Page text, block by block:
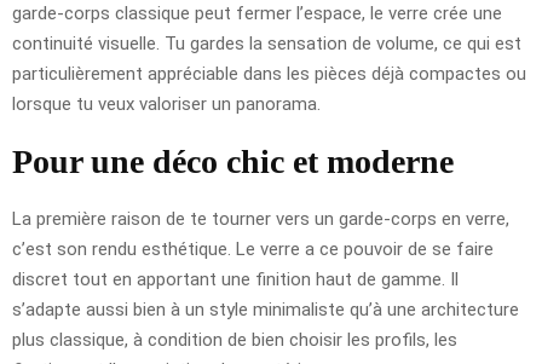
garde-corps classique peut fermer l’espace, le verre crée une
continuité visuelle. Tu gardes la sensation de volume, ce qui est
particulièrement appréciable dans les pièces déjà compactes ou
lorsque tu veux valoriser un panorama.
Pour une déco chic et moderne
La première raison de te tourner vers un garde-corps en verre,
c’est son rendu esthétique. Le verre a ce pouvoir de se faire
discret tout en apportant une finition haut de gamme. Il
s’adapte aussi bien à un style minimaliste qu’à une architecture
plus classique, à condition de bien choisir les profils, les